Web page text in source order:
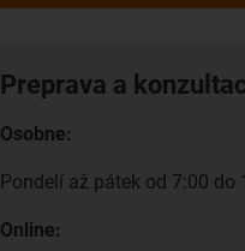
Preprava a
Osobne:
Pondelí až pátek od 7:00 do
Online: